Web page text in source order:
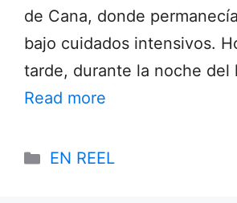
de Cana, donde
bajo cuidados intensivos.
tarde, durante la noche del
Read more
Categories
EN REEL